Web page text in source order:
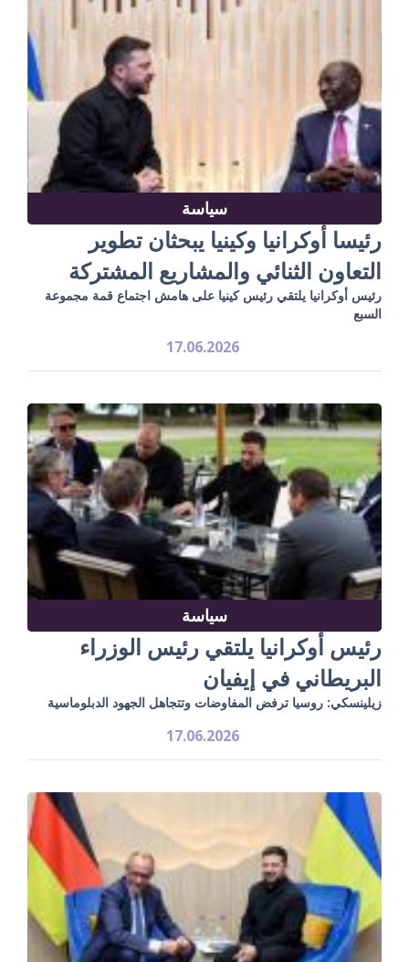
سياسة
رئيسا أوكرانيا وكينيا يبحثان تطوير
التعاون الثنائي والمشاريع المشتركة
رئيس أوكرانيا يلتقي رئيس كينيا على هامش اجتماع قمة مجموعة
السبع
17.06.2026
سياسة
رئيس أوكرانيا يلتقي رئيس الوزراء
البريطاني في إيفيان
زيلينسكي: روسيا ترفض المفاوضات وتتجاهل الجهود الدبلوماسية
17.06.2026